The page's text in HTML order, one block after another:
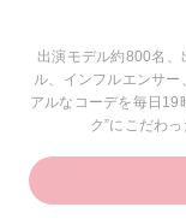
出演モデル約800名
ル、インフルエンサ
アルなコーデを毎日19
ク”にこだわ